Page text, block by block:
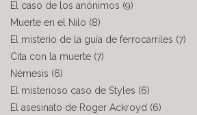
El caso de los anónimos (9)
Muerte en el Nilo (8)
El misterio de la guía de ferrocarriles (7)
Cita con la muerte (7)
Némesis (6)
El misterioso caso de Styles (6)
El asesinato de Roger Ackroyd (6)